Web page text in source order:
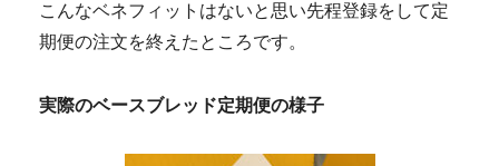
こんなベネフィットはないと思い先程登録をして定
期便の注文を終えたところです。
実際のベースブレッド定期便の様子